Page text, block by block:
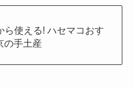
ら使える! ハセマコおす
の手土産